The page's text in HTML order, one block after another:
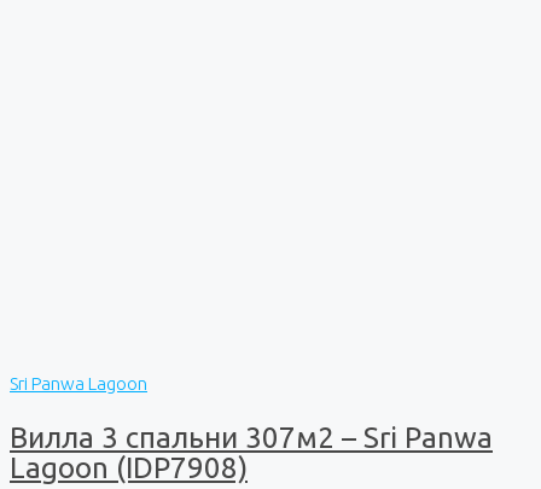
Sri Panwa Lagoon
Вилла 3 спальни 307м2 – Sri Panwa
Lagoon (IDP7908)